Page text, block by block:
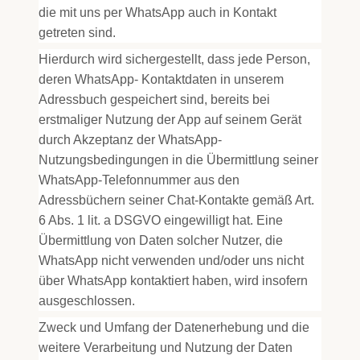
die mit uns per WhatsApp auch in Kontakt
getreten sind.
Hierdurch wird sichergestellt, dass jede Person,
deren WhatsApp- Kontaktdaten in unserem
Adressbuch gespeichert sind, bereits bei
erstmaliger Nutzung der App auf seinem Gerät
durch Akzeptanz der WhatsApp-
Nutzungsbedingungen in die Übermittlung seiner
WhatsApp-Telefonnummer aus den
Adressbüchern seiner Chat-Kontakte gemäß Art.
6 Abs. 1 lit. a DSGVO eingewilligt hat. Eine
Übermittlung von Daten solcher Nutzer, die
WhatsApp nicht verwenden und/oder uns nicht
über WhatsApp kontaktiert haben, wird insofern
ausgeschlossen.
Zweck und Umfang der Datenerhebung und die
weitere Verarbeitung und Nutzung der Daten